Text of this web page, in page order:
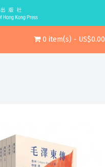
0 item(s) - US$0.00